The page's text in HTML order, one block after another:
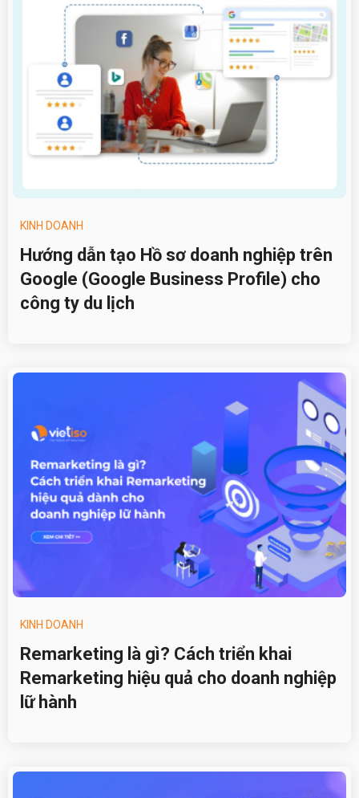
KINH DOANH
Hướng dẫn tạo Hồ sơ doanh nghiệp trên
Google (Google Business Profile) cho
công ty du lịch
KINH DOANH
Remarketing là gì? Cách triển khai
Remarketing hiệu quả cho doanh nghiệp
lữ hành